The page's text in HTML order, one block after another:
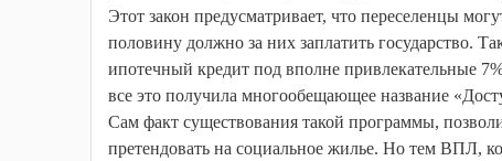
Этот закон предусматривает, что переселенцы
половину должно за них заплатить государство.
ипотечный кредит под вполне привлекательные
все это получила многообещающее название
Сам факт существования такой программы,
претендовать на социальное жилье. Но тем ВПЛ,